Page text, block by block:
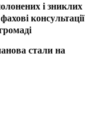
і зниклих
консультації
стали на